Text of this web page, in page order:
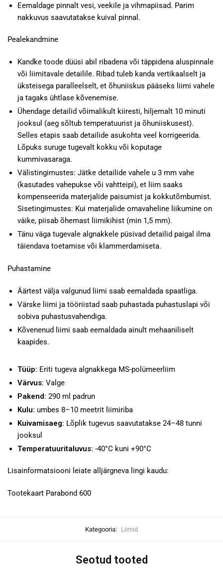
Eemaldage pinnalt vesi, veekile ja vihmapiisad. Parim
nakkuvus saavutatakse kuival pinnal.
Pealekandmine
Kandke toode düüsi abil ribadena või täppidena aluspinnale
või liimitavale detailile. Ribad tuleb kanda vertikaalselt ja
üksteisega paralleelselt, et õhuniiskus pääseks liimi vahele
ja tagaks ühtlase kõvenemise.
Ühendage detailid võimalikult kiiresti, hiljemalt 10 minuti
jooksul (aeg sõltub temperatuurist ja õhuniiskusest).
Selles etapis saab detailide asukohta veel korrigeerida.
Lõpuks suruge tugevalt kokku või koputage
kummivasaraga.
Välistingimustes: Jätke detailide vahele u 3 mm vahe
(kasutades vahepukse või vahtteipi), et liim saaks
kompenseerida materjalide paisumist ja kokkutõmbumist.
Sisetingimustes: Kui materjalide omavaheline liikumine on
väike, piisab õhemast liimikihist (min 1,5 mm).
Tänu väga tugevale algnakkele püsivad detailid paigal ilma
täiendava toetamise või klammerdamiseta.
Puhastamine
Äärtest välja valgunud liimi saab eemaldada spaatliga.
Värske liimi ja tööriistad saab puhastada puhastuslapi või
sobiva puhastusvahendiga.
Kõvenenud liimi saab eemaldada ainult mehaaniliselt
kaapides.
Tüüp: Eriti tugeva algnakkega MS-polümeerliim
Värvus: Valge
Pakend: 290 ml padrun
Kulu: umbes 8–10 meetrit liimiriba
Kuivamisaeg: Lõplik tugevus saavutatakse 24–48 tunni
jooksul
Temperatuuritaluvus: -40°C kuni +90°C
Lisainformatsiooni leiate alljärgneva lingi kaudu:
Tootekaart Parabond 600
Kategooria: Liimid
Seotud tooted